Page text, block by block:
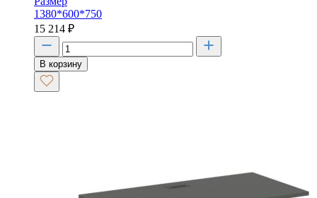
1380*600*750
15 214 ₽
В корзину